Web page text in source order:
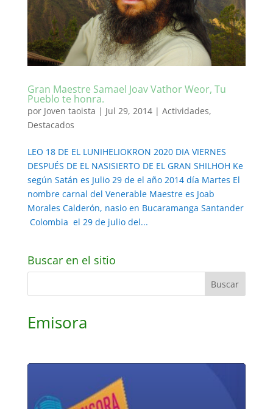
Gran Maestre Samael Joav Vathor Weor, Tu
Pueblo te honra.
por Joven taoista | Jul 29, 2014| Actividades,
Destacados
LEO 18 DE EL LUNIHELIOKRON 2020 DIA VIERNES
DESPUÉS DE EL NASISIERTO DE EL GRAN SHILHOH Ke
según Satán es Julio 29 de el año 2014 día Martes El
nombre carnal del Venerable Maestre es Joab
Morales Calderón, nasio en Bucaramanga Santander
Colombia el 29 de julio del...
Buscar en el sitio
Emisora
Reproductor